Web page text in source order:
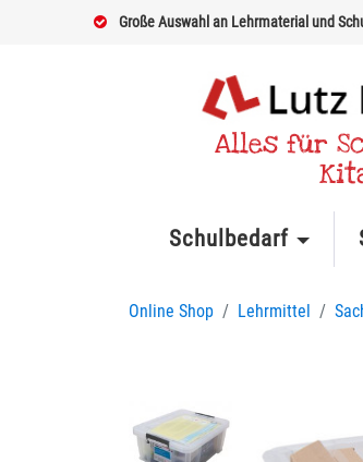
Große Auswahl an Lehrmaterial und
Alles für
Schulbedarf
Online Shop Lehrmittel